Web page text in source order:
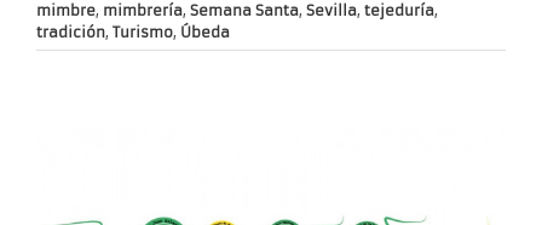
mimbre, mimbrería, Semana Santa, Sevilla, tejeduría,
tradición, Turismo, Úbeda